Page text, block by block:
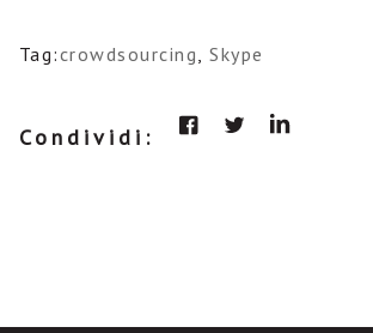
Tag:crowdsourcing,Skype
Condividi: